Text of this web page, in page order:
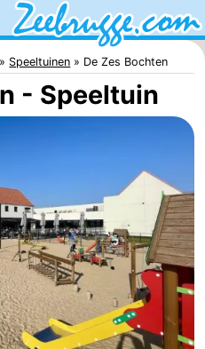
Speeltuinen De Zes Bochten
- Speeltuin